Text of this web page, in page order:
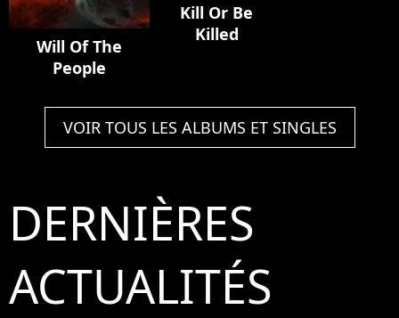
Will Of The
People
Kill Or Be
Killed
VOIR TOUS LES ALBUMS ET SINGLES
DERNIÈRES
ACTUALITÉS